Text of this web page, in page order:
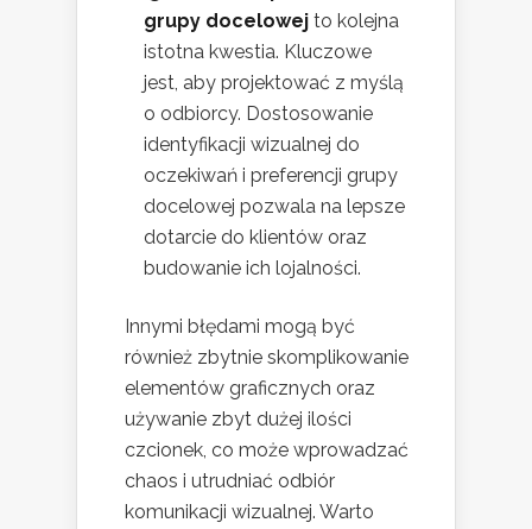
grupy docelowej to kolejna
istotna kwestia. Kluczowe
jest, aby projektować z myślą
o odbiorcy. Dostosowanie
identyfikacji wizualnej do
oczekiwań i preferencji grupy
docelowej pozwala na lepsze
dotarcie do klientów oraz
budowanie ich lojalności.
Innymi błędami mogą być
również zbytnie skomplikowanie
elementów graficznych oraz
używanie zbyt dużej ilości
czcionek, co może wprowadzać
chaos i utrudniać odbiór
komunikacji wizualnej. Warto